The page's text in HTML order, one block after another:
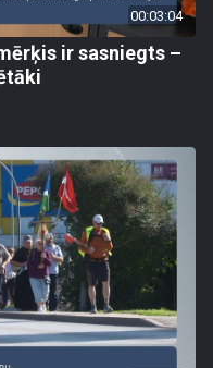
00:03:04
ir sasniegts –